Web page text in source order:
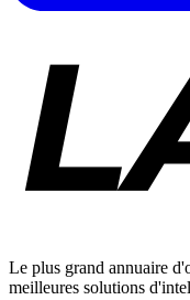
Le plus grand annuaire
meilleures solutions